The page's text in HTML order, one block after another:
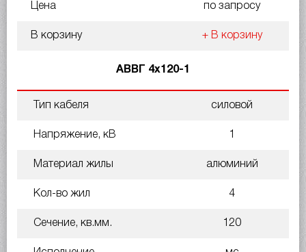
Цена по запросу
В корзину + В корзину
АВВГ 4х120-1
Тип кабеля силовой
Напряжение, кВ 1
Материал жилы алюминий
Кол-во жил 4
Сечение, кв.мм. 120